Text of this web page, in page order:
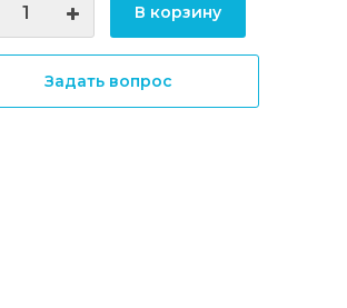
В корзину
Задать вопрос